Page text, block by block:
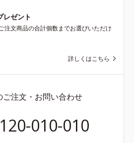
レゼント
注文商品の合計個数までお選びいただけ
詳しくはこちら
ご注文・お問い合わせ
010-010